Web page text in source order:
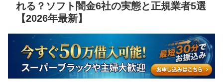
れる？ソフト闇金6社の実態と正規業者5選
【2026年最新】